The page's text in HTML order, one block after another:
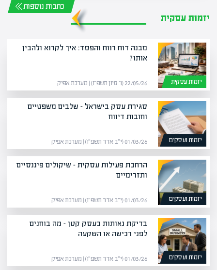
יזמות עסקית
כתבות נוספות
יזמות עסקית
מבנה דוח רווח והפסד: איך לקרוא ולהבין
אותו?
22/05/26 (ו׳ סיון תשפ״ו) | מערכת אפיק
יזמות ועסקים
סגירת עסק בישראל – שלבים משפטיים
וחובות דיווח
01/03/26 (י״ב אדר תשפ״ו) | מערכת אפיק
יזמות ועסקים
הרחבת פעילות עסקית – שיקולים פיננסיים
ותזרימיים
01/03/26 (י״ב אדר תשפ״ו) | מערכת אפיק
יזמות ועסקים
בדיקת נאותות בעסק קטן – מה בוחנים
לפני רכישה או השקעה
01/03/26 (י״ב אדר תשפ״ו) | מערכת אפיק